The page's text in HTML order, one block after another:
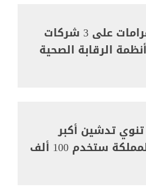
السعودية: فرض غرامات على 3 شركات
الرقابة الصحية
تدشين أكبر
محطة وقود في المملكة ستخدم 100 ألف